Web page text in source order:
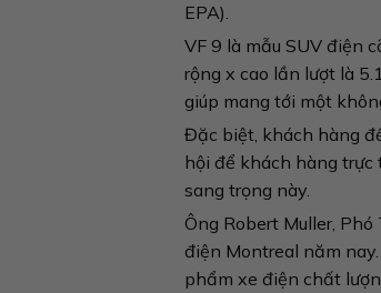
EPA).
VF 9 là mẫu SUV điện
rộng x cao lần lượt là
giúp mang tới một
Đặc biệt, khách hàng
hội để khách hàng
sang trọng này.
Ông Robert Muller,
điện Montreal năm
phẩm xe điện chất